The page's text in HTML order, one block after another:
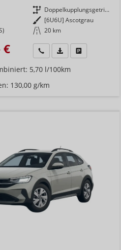
Getriebe
Doppelkupplungsgetriebe (DSG)
Außenfarbe [6U6U] Ascotgrau
Kilometerstand 20 km
€ Wir rufen Sie anFahrzeugexposé (PDF)
5,70 l/100km
130,00 g/km